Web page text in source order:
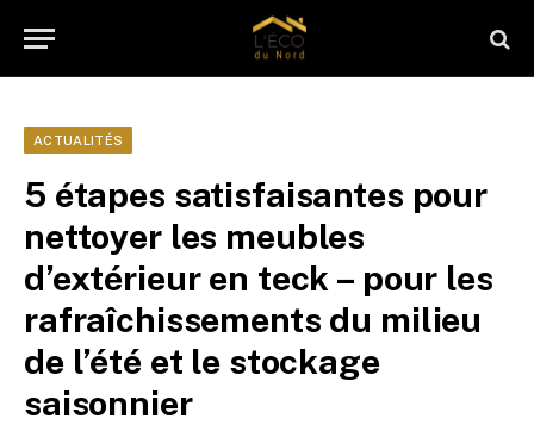
ACTUALITÉS
5 étapes satisfaisantes pour
nettoyer les meubles
d’extérieur en teck – pour les
rafraîchissements du milieu
de l’été et le stockage
saisonnier